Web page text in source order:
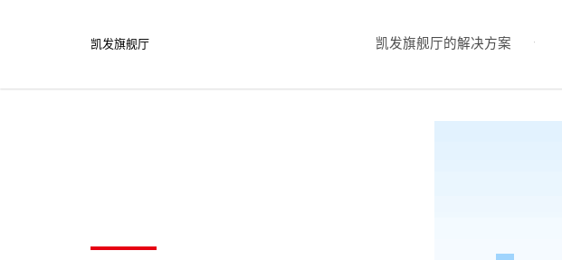
凯发旗舰厅 凯发旗舰厅的解决方案